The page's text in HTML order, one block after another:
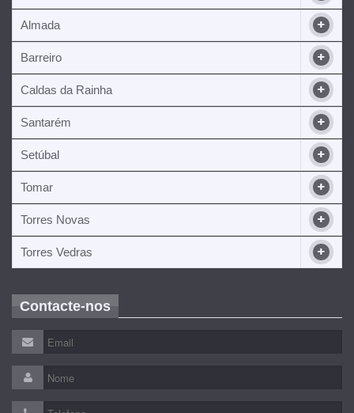
Almada
Barreiro
Caldas da Rainha
Santarém
Setúbal
Tomar
Torres Novas
Torres Vedras
Contacte-nos